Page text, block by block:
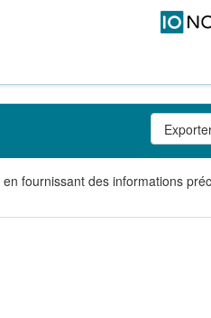
fournissant des informations